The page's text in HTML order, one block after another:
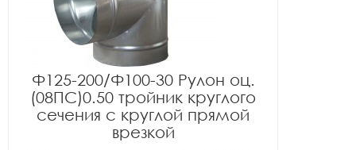
Ф125-200/Ф100-30 Рулон оц.
(08ПС)0.50 тройник круглого
сечения с круглой прямой
врезкой